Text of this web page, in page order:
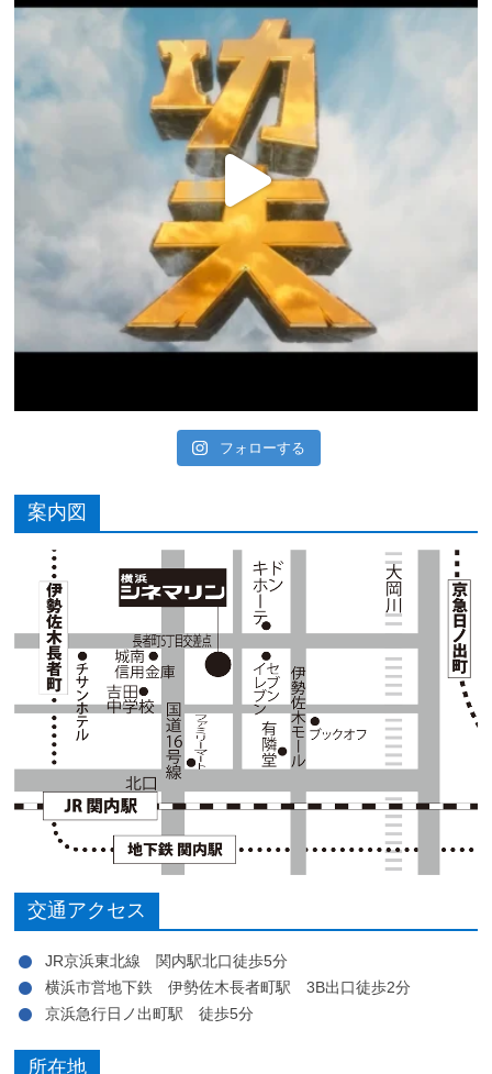
フォローする
案内図
交通アクセス
JR京浜東北線 関内駅北口徒歩5分
横浜市営地下鉄 伊勢佐木長者町駅 3B出口徒歩2分
京浜急行日ノ出町駅 徒歩5分
所在地